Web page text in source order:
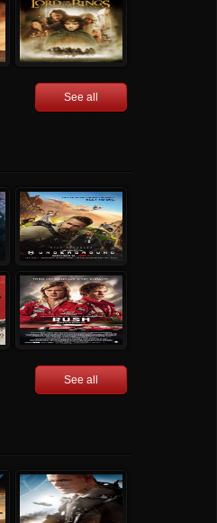
See all
See all